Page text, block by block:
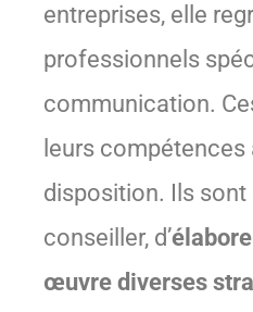
entreprises, elle
professionnels
communication.
leurs compétences
disposition. Ils
conseiller, d’
œuvre diverses